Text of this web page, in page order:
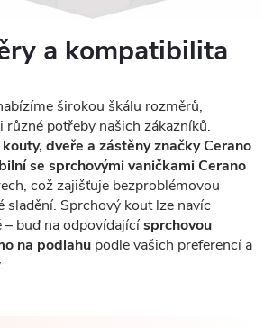
a kompatibilita
širokou škálu rozměrů,
potřeby našich zákazníků.
dveře a zástěny značky Cerano
se sprchovými vaničkami Cerano
což zajišťuje bezproblémovou
sladění. Sprchový kout lze navíc
buď na odpovídajícísprchovou
na podlahu podle vašich preferencí a